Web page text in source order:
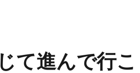
て進んで行こ